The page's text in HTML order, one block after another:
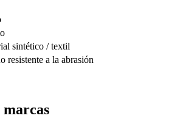
sintético / textil
resistente a la abrasión
marcas